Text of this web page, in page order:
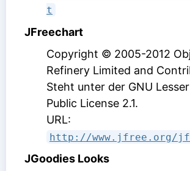
t
JFreechart
Copyright © 2005-2012
Refinery Limited and
Steht unter der GNU
Public License 2.1.
URL:
http://www.jfree.org/
JGoodies Looks